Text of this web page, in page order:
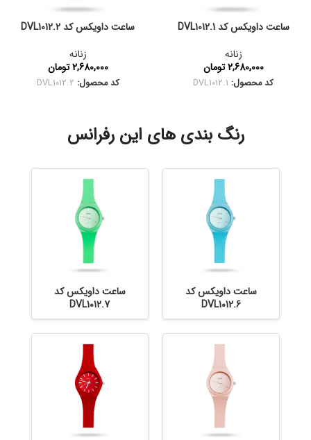
ساعت داویکس کد DVL1012.1
زنانه
2,680,000 تومان
کد محصول: DVL1012.1
ساعت داویکس کد DVL1012.2
زنانه
2,680,000 تومان
کد محصول: DVL1012.2
رنگ بندی های این رفرانس
ساعت داویکس کد
DVL1012.6
ساعت داویکس کد
DVL1012.7